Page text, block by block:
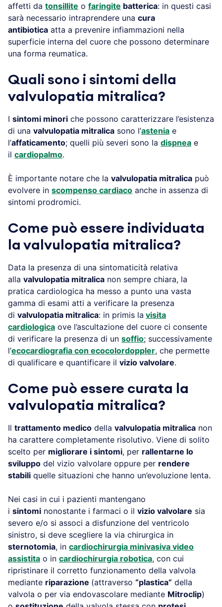
affetti da tonsillite o faringite batterica: in questi casi
sarà necessario intraprendere una cura
antibiotica atta a prevenire infiammazioni nella
superficie interna del cuore che possono determinare
una forma reumatica.
Quali sono i sintomi della
valvulopatia mitralica?
I sintomi minori che possono caratterizzare l’esistenza
di una valvulopatia mitralica sono l’astenia e
l’affaticamento; quelli più severi sono la dispnea e
il cardiopalmo.
È importante notare che la valvulopatia mitralica può
evolvere in scompenso cardiaco anche in assenza di
sintomi prodromici.
Come può essere individuata
la valvulopatia mitralica?
Data la presenza di una sintomaticità relativa
alla valvulopatia mitralica non sempre chiara, la
pratica cardiologica ha messo a punto una vasta
gamma di esami atti a verificare la presenza
di valvulopatia mitralica: in primis la visita
cardiologica ove l’ascultazione del cuore ci consente
di verificare la presenza di un soffio; successivamente
l’ecocardiografia con ecocolordoppler, che permette
di qualificare e quantificare il vizio valvolare.
Come può essere curata la
valvulopatia mitralica?
Il trattamento medico della valvulopatia mitralica non
ha carattere completamente risolutivo. Viene di solito
scelto per migliorare i sintomi, per rallentarne lo
sviluppo del vizio valvolare oppure per rendere
stabili quelle situazioni che hanno un’evoluzione lenta.
Nei casi in cui i pazienti mantengano
i sintomi nonostante i farmaci o il vizio valvolare sia
severo e/o si associ a disfunzione del ventricolo
sinistro, si deve scegliere la via chirurgica in
sternotomia, in cardiochirurgia minivasiva video
assistita o in cardiochirurgia robotica, con cui
ripristinare il corretto funzionamento della valvola
mediante riparazione (attraverso “plastica” della
valvola o per via endovascolare mediante Mitroclip)